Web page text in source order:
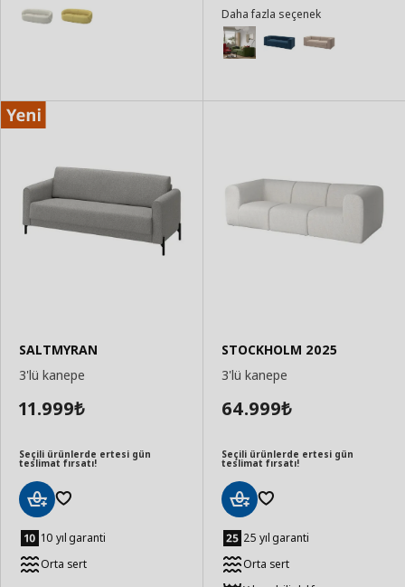
Daha fazla seçenek
SALTMYRAN
3'lü kanepe
11.999₺
Seçili ürünlerde ertesi gün
teslimat fırsatı!
Ekle 10 yıl garanti
Orta sert
STOCKHOLM 2025
3'lü kanepe
64.999₺
Seçili ürünlerde ertesi gün
teslimat fırsatı!
Ekle 25 yıl garanti
Orta sert